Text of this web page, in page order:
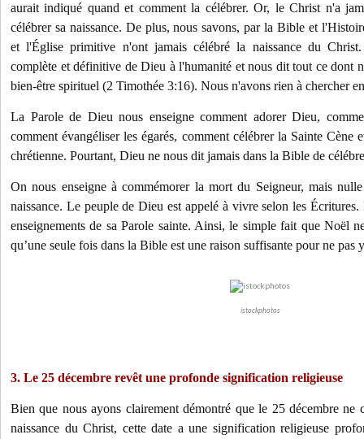
aurait indiqué quand et comment la célébrer. Or, le Christ n'a
célébrer sa naissance. De plus, nous savons, par la Bible et
et l'Église primitive n'ont jamais célébré la naissance du
complète et définitive de Dieu à l'humanité et nous dit tout ce dont
bien-être spirituel (2 Timothée 3:16). Nous n'avons rien à chercher
La Parole de Dieu nous enseigne comment adorer Dieu,
comment évangéliser les égarés, comment célébrer la Sainte Cène
chrétienne. Pourtant, Dieu ne nous dit jamais dans la Bible de
On nous enseigne à commémorer la mort du Seigneur, mais
naissance. Le peuple de Dieu est appelé à vivre selon les
enseignements de sa Parole sainte. Ainsi, le simple fait que Noël
qu’une seule fois dans la Bible est une raison suffisante pour ne pas
istockphotos
3. Le 25 décembre revêt une profonde signification religieuse
Bien que nous ayons clairement démontré que le 25 décembre ne
naissance du Christ, cette date a une signification religieuse